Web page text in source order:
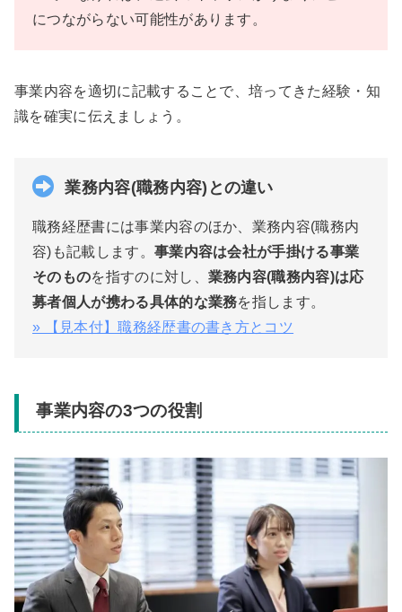
につながらない可能性があります。
事業内容を適切に記載することで、培ってきた経験・知
識を確実に伝えましょう。
業務内容(職務内容)との違い
職務経歴書には事業内容のほか、業務内容(職務内
容)も記載します。 事業内容は会社が手掛ける事業
そのものを指すのに対し、 業務内容(職務内容)は応
募者個人が携わる具体的な業務を指します。
» 【見本付】職務経歴書の書き方とコツ
事業内容の3つの役割